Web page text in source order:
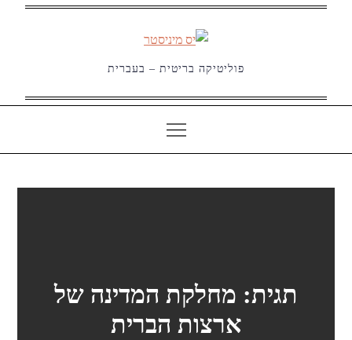
פוליטיקה בריטית – בעברית
תגית: מחלקת המדינה של
ארצות הברית